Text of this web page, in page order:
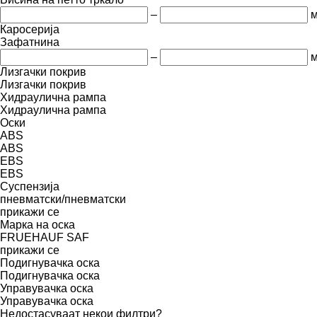
–
Каросерија
Зафатнина
–
Лизгачки покрив
Лизгачки покрив
Хидраулична рампа
Хидраулична рампа
Оски
ABS
ABS
EBS
EBS
Суспензија
пневматски/пневматски
прикажи се
Марка на оска
FRUEHAUF SAF
прикажи се
Подигнувачка оска
Подигнувачка оска
Управувачка оска
Управувачка оска
Недостасуваат некои филтри?